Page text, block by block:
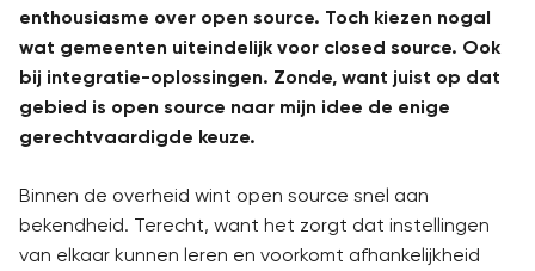
enthousiasme over open source. Toch kiezen nogal
wat gemeenten uiteindelijk voor closed source. Ook
bij integratie-oplossingen. Zonde, want juist op dat
gebied is open source naar mijn idee de enige
gerechtvaardigde keuze.
Binnen de overheid wint open source snel aan
bekendheid. Terecht, want het zorgt dat instellingen
van elkaar kunnen leren en voorkomt afhankelijkheid